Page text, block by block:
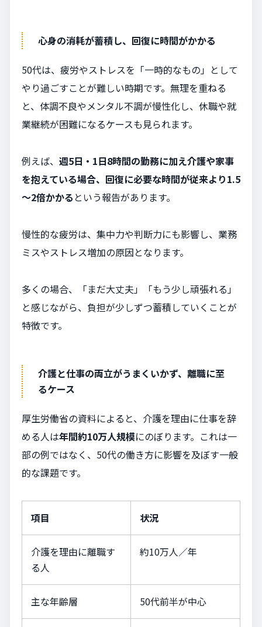
心身の消耗が蓄積し、回復に時間がかかる
50代は、疲労やストレスを「一時的なもの」として
やり過ごすことが難しい時期です。無理を重ねる
と、体調不良やメンタル不調が慢性化し、休職や就
業継続が困難になるケースも見られます。
例えば、 週5日・1日8時間の勤務に加え介護や家事
を抱えている場合、回復に必要な時間が従来より1.5
～2倍かかる という報告があります。
慢性的な疲労は、集中力や判断力にも影響し、業務
ミスやストレス増加の原因となります。
多くの場合、「まだ大丈夫」「もう少し頑張れる」
と感じながら、負担が少しずつ蓄積していくことが
特徴です。
介護と仕事の両立がうまくいかず、離職に至
るケース
厚生労働省の資料によると、介護を理由に仕事を辞
める人は年間約10万人規模にのぼります。これは一
部の例ではなく、50代の働き方に影響を及ぼす一般
的な課題です。
項目 状況
介護を理由に離職す
る人
約10万人／年
主な年齢層 50代前半が中心